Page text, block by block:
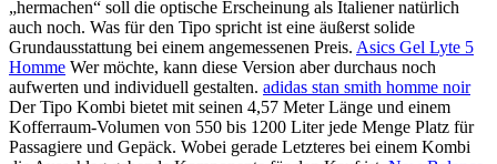
„hermachen“ soll die optische Erscheinung als Italiener natürlich
auch noch. Was für den Tipo spricht ist eine äußerst solide
Grundausstattung bei einem angemessenen Preis. Asics Gel Lyte 5
Homme Wer möchte, kann diese Version aber durchaus noch
aufwerten und individuell gestalten. adidas stan smith homme noir
Der Tipo Kombi bietet mit seinen 4,57 Meter Länge und einem
Kofferraum-Volumen von 550 bis 1200 Liter jede Menge Platz für
Passagiere und Gepäck. Wobei gerade Letzteres bei einem Kombi